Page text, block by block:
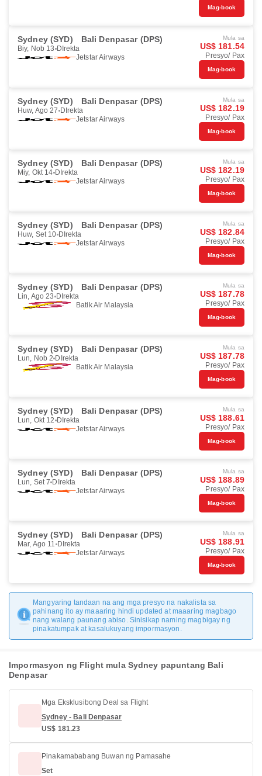
Mag-book
Sydney (SYD) Bali Denpasar (DPS)
Biy, Nob 13 DIrekta
Jetstar Airways
Mula sa
US$ 181.54
Presyo/ Pax
Mag-book
Sydney (SYD) Bali Denpasar (DPS)
Huw, Ago 27 DIrekta
Jetstar Airways
Mula sa
US$ 182.19
Presyo/ Pax
Mag-book
Sydney (SYD) Bali Denpasar (DPS)
Miy, Okt 14 DIrekta
Jetstar Airways
Mula sa
US$ 182.19
Presyo/ Pax
Mag-book
Sydney (SYD) Bali Denpasar (DPS)
Huw, Set 10 DIrekta
Jetstar Airways
Mula sa
US$ 182.84
Presyo/ Pax
Mag-book
Sydney (SYD) Bali Denpasar (DPS)
Lin, Ago 23 DIrekta
Batik Air Malaysia
Mula sa
US$ 187.78
Presyo/ Pax
Mag-book
Sydney (SYD) Bali Denpasar (DPS)
Lun, Nob 2 DIrekta
Batik Air Malaysia
Mula sa
US$ 187.78
Presyo/ Pax
Mag-book
Sydney (SYD) Bali Denpasar (DPS)
Lun, Okt 12 DIrekta
Jetstar Airways
Mula sa
US$ 188.61
Presyo/ Pax
Mag-book
Sydney (SYD) Bali Denpasar (DPS)
Lun, Set 7 DIrekta
Jetstar Airways
Mula sa
US$ 188.89
Presyo/ Pax
Mag-book
Sydney (SYD) Bali Denpasar (DPS)
Mar, Ago 11 DIrekta
Jetstar Airways
Mula sa
US$ 188.91
Presyo/ Pax
Mag-book
Mangyaring tandaan na ang mga presyo na nakalista sa
pahinang ito ay maaaring hindi updated at maaaring magbago
nang walang paunang abiso. Sinisikap naming magbigay ng
pinakatumpak at kasalukuyang impormasyon.
Impormasyon ng Flight mula Sydney papuntang Bali
Denpasar
Mga Eksklusibong Deal sa Flight
Sydney - Bali Denpasar
US$ 181.23
Pinakamababang Buwan ng Pamasahe
Set